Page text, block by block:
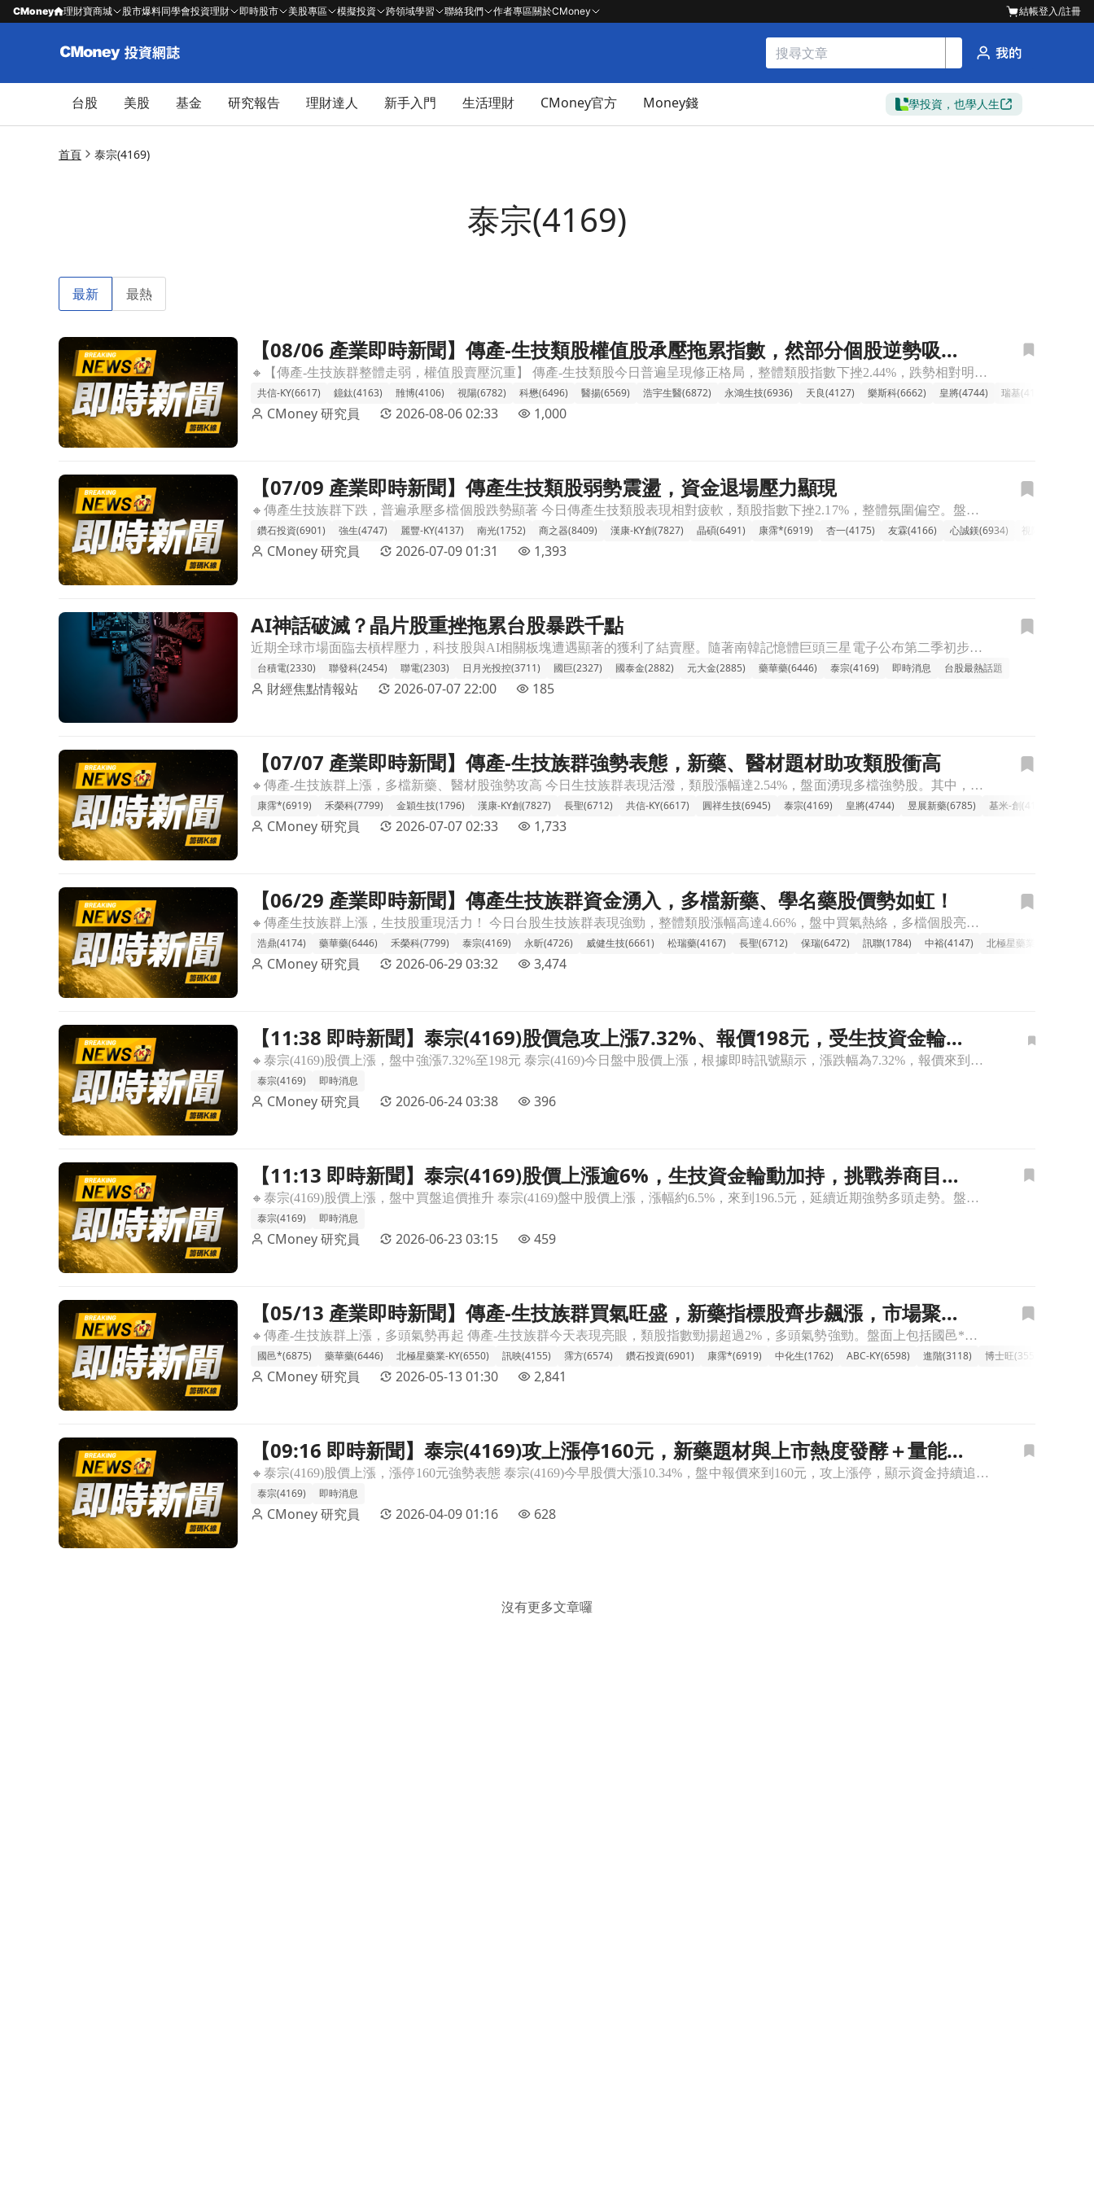
CMoney 理財寶商城 股市爆料同學會投資理財 即時股市 美股專區 模擬投資 跨領域學習 聯絡我們 作者專區關於CMoney 結帳登入/註冊
台股 美股 基金 研究報告 理財達人 新手入門 生活理財 CMoney官方 Money錢 學投資，也學人生
首頁 泰宗(4169)
泰宗(4169)
最新 最熱
前往【08/06 產業即時新聞】傳產-生技類股權值股承壓拖累指數，然部分個股逆勢吸金展現個別題材文章頁
【08/06 產業即時新聞】傳產-生技類股權值股承壓拖累指數，然部分個股逆勢吸金
展現個別題材
🔸【傳產-生技族群整體走弱，權值股賣壓沉重】 傳產-生技類股今日普遍呈現修正格局，整體類股指數下挫2.44%，跌勢相對明顯。盤中觀察，高價股與權值指標如新藥股藥華藥 (-5.99%)、神隆 (-4.
共信-KY(6617)
鐿鈦(4163) 雃博(4106) 視陽(6782) 科懋(6496) 醫揚(6569) 浩宇生醫(6872) 永鴻生技(6936) 天良(4127) 樂斯科(6662) 皇將(4744) 瑞基(4171)
CMoney 研究員 2026-08-06 02:33 1,000
前往【07/09 產業即時新聞】傳產生技類股弱勢震盪，資金退場壓力顯現文章頁
【07/09 產業即時新聞】傳產生技類股弱勢震盪，資金退場壓力顯現
🔸傳產生技族群下跌，普遍承壓多檔個股跌勢顯著 今日傳產生技類股表現相對疲軟，類股指數下挫2.17%，整體氛圍偏空。盤面上，包括漢達、共信-KY、金穎生技、泰宗及藥華藥等多檔個股跌幅擴大，拖累類股表現
鑽石投資(6901)
強生(4747) 麗豐-KY(4137) 南光(1752) 商之器(8409) 漢康-KY創(7827) 晶碩(6491) 康霈*(6919) 杏一(4175) 友霖(4166) 心誠鎂(6934) 視陽(6782)
CMoney 研究員 2026-07-09 01:31 1,393
前往AI神話破滅？晶片股重挫拖累台股暴跌千點文章頁AI神話破滅？晶片股重挫拖累台股暴跌千點
近期全球市場面臨去槓桿壓力，科技股與AI相關板塊遭遇顯著的獲利了結賣壓。隨著南韓記憶體巨頭三星電子公布第二季初步財報，雖獲利大幅增長，卻意外引發市場對資本支出與需求前景的疑慮，導致韓股重挫並一度觸發熔
台積電(2330)
聯發科(2454) 聯電(2303) 日月光投控(3711) 國巨(2327) 國泰金(2882) 元大金(2885) 藥華藥(6446) 泰宗(4169) 即時消息 台股最熱話題
財經焦點情報站 2026-07-07 22:00 185
前往【07/07 產業即時新聞】傳產-生技族群強勢表態，新藥、醫材題材助攻類股衝高文章頁
【07/07 產業即時新聞】傳產-生技族群強勢表態，新藥、醫材題材助攻類股衝高
🔸傳產-生技族群上漲，多檔新藥、醫材股強勢攻高 今日生技族群表現活潑，類股漲幅達2.54%，盤面湧現多檔強勢股。其中，康霈、禾榮科、金穎生技、漢康-KY創、長聖等個股早盤即鎖漲停或接近漲停，顯示市場
康霈*(6919)
禾榮科(7799) 金穎生技(1796) 漢康-KY創(7827) 長聖(6712) 共信-KY(6617) 圓祥生技(6945) 泰宗(4169) 皇將(4744) 昱展新藥(6785) 基米-創(4195)
CMoney 研究員 2026-07-07 02:33 1,733
前往【06/29 產業即時新聞】傳產生技族群資金湧入，多檔新藥、學名藥股價勢如虹！文章頁
【06/29 產業即時新聞】傳產生技族群資金湧入，多檔新藥、學名藥股價勢如虹！
🔸傳產生技族群上漲，生技股重現活力！ 今日台股生技族群表現強勁，整體類股漲幅高達4.66%，盤中買氣熱絡，多檔個股亮燈漲停或逼近漲停，包括浩鼎、藥華藥、禾榮科、泰宗等都呈現噴出走勢。市場資金似乎嗅到
浩鼎(4174)
藥華藥(6446) 禾榮科(7799) 泰宗(4169) 永昕(4726) 威健生技(6661) 松瑞藥(4167) 長聖(6712) 保瑞(6472) 訊聯(1784) 中裕(4147) 北極星藥業-KY(6550)
CMoney 研究員 2026-06-29 03:32 3,474
前往【11:38 即時新聞】泰宗(4169)股價急攻上漲7.32%、報價198元，受生技資金輪動與新藥題材加溫帶動，多頭結構續強且主力成本上移支撐文章頁
【11:38 即時新聞】泰宗(4169)股價急攻上漲7.32%、報價198元，受生技資金輪動
與新藥題材加溫帶動，多頭結構續強且主力成本上移支撐
🔸泰宗(4169)股價上漲，盤中強漲7.32%至198元 泰宗(4169)今日盤中股價上漲，根據即時訊號顯示，漲跌幅為7.32%，報價來到198元，屬波動明顯的強勢走勢。盤面上生技醫療族群資金延續輪
泰宗(4169)
即時消息
CMoney 研究員 2026-06-24 03:38 396
前往【11:13 即時新聞】泰宗(4169)股價上漲逾6%，生技資金輪動加持，挑戰券商目標價上方技術面續強文章頁
【11:13 即時新聞】泰宗(4169)股價上漲逾6%，生技資金輪動加持，挑戰券商目標
價上方技術面續強
🔸泰宗(4169)股價上漲，盤中買盤追價推升 泰宗(4169)盤中股價上漲，漲幅約6.5%，來到196.5元，延續近期強勢多頭走勢。盤面上可見生技醫療族群持續成為資金輪動焦點，在族群氣氛偏多下，市場
泰宗(4169)
即時消息
CMoney 研究員 2026-06-23 03:15 459
前往【05/13 產業即時新聞】傳產-生技族群買氣旺盛，新藥指標股齊步飆漲，市場聚焦研發成果文章頁
【05/13 產業即時新聞】傳產-生技族群買氣旺盛，新藥指標股齊步飆漲，市場聚焦
研發成果
🔸傳產-生技族群上漲，多頭氣勢再起 傳產-生技族群今天表現亮眼，類股指數勁揚超過2%，多頭氣勢強勁。盤面上包括國邑*、藥華藥、北極星藥業-KY等新藥概念股紛紛攻上漲停或大漲，引領類股買盤。主要觀察到
國邑*(6875)
藥華藥(6446) 北極星藥業-KY(6550) 訊映(4155) 霈方(6574) 鑽石投資(6901) 康霈*(6919) 中化生(1762) ABC-KY(6598) 進階(3118) 博士旺(3555)
CMoney 研究員 2026-05-13 01:30 2,841
前往【09:16 即時新聞】泰宗(4169)攻上漲停160元，新藥題材與上市熱度發酵＋量能放大逼近前高壓力區文章頁
【09:16 即時新聞】泰宗(4169)攻上漲停160元，新藥題材與上市熱度發酵＋量能放
大逼近前高壓力區
🔸泰宗(4169)股價上漲，漲停160元強勢表態 泰宗(4169)今早股價大漲10.34%，盤中報價來到160元，攻上漲停，顯示資金持續追捧。盤面上主軸仍圍繞新藥開發想像空間與日前掛牌後的話題性，市
泰宗(4169)
即時消息
CMoney 研究員 2026-04-09 01:16 628
沒有更多文章囉